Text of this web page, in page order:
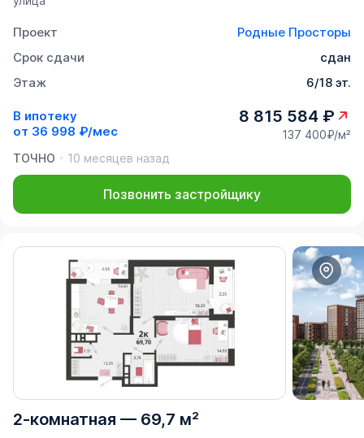
Проект
Родные Просторы
Срок сдачи
сдан
Этаж
6/18 эт.
В ипотеку
от 36 998 ₽/мес
8 815 584 ₽
137 400₽/м²
ТОЧНО
10 месяцев назад
Позвонить застройщику
2-комнатная — 69,7 м²